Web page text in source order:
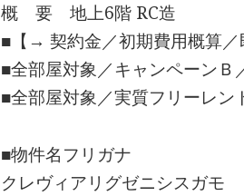
概 要 地上6階 RC造
■【→ 契約金／初期費用概算／
■全部屋対象／キャンペーンＢ
■全部屋対象／実質フリーレン
■物件名フリガナ
クレヴィアリグゼニシスガモ